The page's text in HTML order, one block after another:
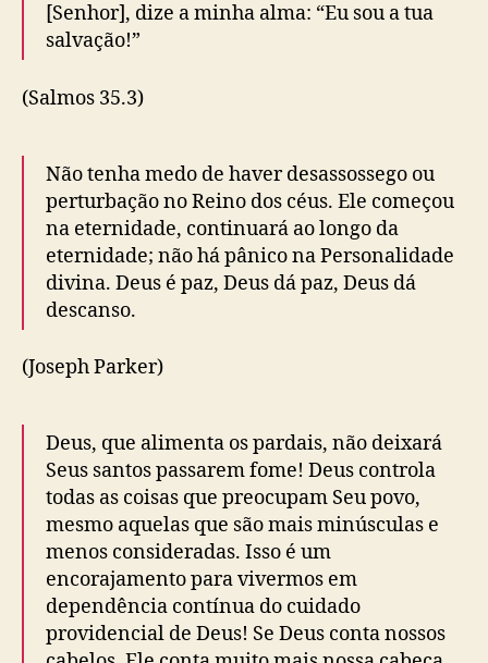
[Senhor], dize a minha alma: “Eu sou a tua
salvação!”
(Salmos 35.3)
Não tenha medo de haver desassossego ou
perturbação no Reino dos céus. Ele começou
na eternidade, continuará ao longo da
eternidade; não há pânico na Personalidade
divina. Deus é paz, Deus dá paz, Deus dá
descanso.
(Joseph Parker)
Deus, que alimenta os pardais, não deixará
Seus santos passarem fome! Deus controla
todas as coisas que preocupam Seu povo,
mesmo aquelas que são mais minúsculas e
menos consideradas. Isso é um
encorajamento para vivermos em
dependência contínua do cuidado
providencial de Deus! Se Deus conta nossos